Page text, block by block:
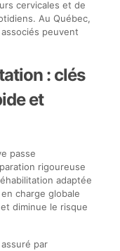
cervicales et de
Au Québec,
peuvent
: clés
et
passe
rigoureuse
adaptée
charge globale
diminue le risque
par